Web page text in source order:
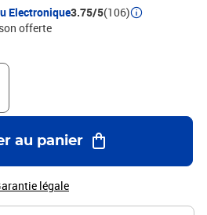
Electronique3.75/5(106)
offerte
au panier
légale